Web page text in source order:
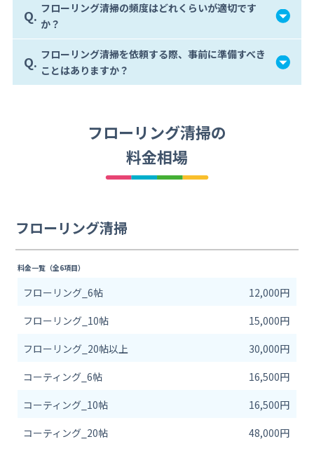
Q. フローリング清掃の頻度はどれくらいが適切です
か？
Q. フローリング清掃を依頼する際、事前に準備すべき
ことはありますか？
フローリング清掃の
料金相場
フローリング清掃
料金一覧（全6項目）
フローリング_6帖
12,000円
フローリング_10帖
15,000円
フローリング_20帖以上
30,000円
コーティング_6帖
16,500円
コーティング_10帖
16,500円
コーティング_20帖
48,000円